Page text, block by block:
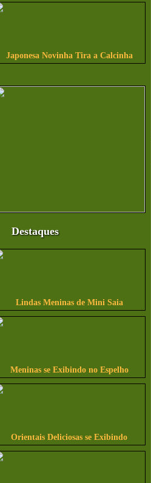
Japonesa Novinha Tira a Calcinha
Destaques
Lindas Meninas de Mini Saia
Meninas se Exibindo no Espelho
Orientais Deliciosas se Exibindo